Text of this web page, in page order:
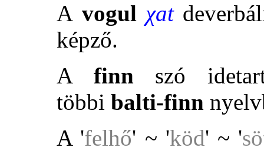
A vogul χat
képző.
A finn szó
többi balti-finn
A 'felhő' ~ 'köd' ~ '